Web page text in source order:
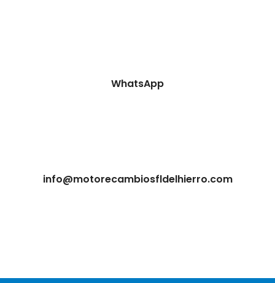
WhatsApp
info@motorecambiosfldelhierro.com